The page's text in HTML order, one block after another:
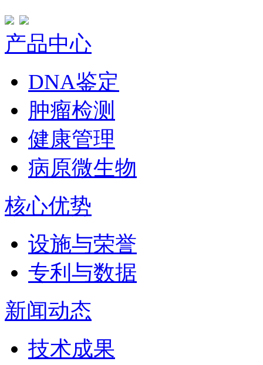
产品中心
DNA鉴定
肿瘤检测
健康管理
病原微生物
核心优势
设施与荣誉
专利与数据
新闻动态
技术成果